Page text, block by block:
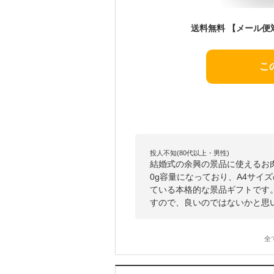
こ
投人不知(80代以上・男性)
結婚式の余興の景品に使える
0g容量になっており、A4サイ
ている本格的な景品ギフトで
すので、良いのではないかと思
全